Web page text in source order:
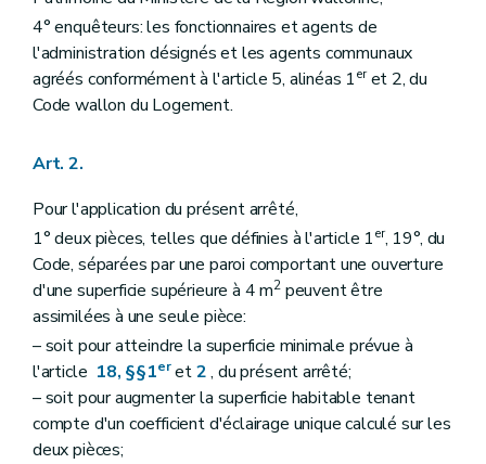
4° enquêteurs: les fonctionnaires et agents de
l'administration désignés et les agents communaux
agréés conformément à l'article 5, alinéas 1eret 2, du
Code wallon du Logement.
Art. 2.
Pour l'application du présent arrêté,
1° deux pièces, telles que définies à l'article 1er, 19°, du
Code, séparées par une paroi comportant une ouverture
d'une superficie supérieure à 4 m2peuvent être
assimilées à une seule pièce:
– soit pour atteindre la superficie minimale prévue à
l'article 18, §§1eret2, du présent arrêté;
– soit pour augmenter la superficie habitable tenant
compte d'un coefficient d'éclairage unique calculé sur les
deux pièces;